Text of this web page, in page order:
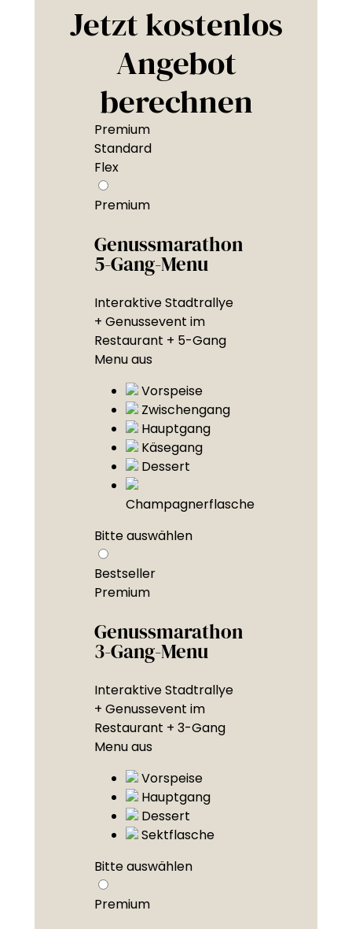
Jetzt kostenlos
Angebot
berechnen
Premium
Standard
Flex
Premium
Genussmarathon
5-Gang-Menu
Interaktive Stadtrallye
+ Genussevent im
Restaurant + 5-Gang
Menu aus
Vorspeise
Zwischengang
Hauptgang
Käsegang
Dessert
Champagnerflasche
Bitte auswählen
Bestseller
Premium
Genussmarathon
3-Gang-Menu
Interaktive Stadtrallye
+ Genussevent im
Restaurant + 3-Gang
Menu aus
Vorspeise
Hauptgang
Dessert
Sektflasche
Bitte auswählen
Premium